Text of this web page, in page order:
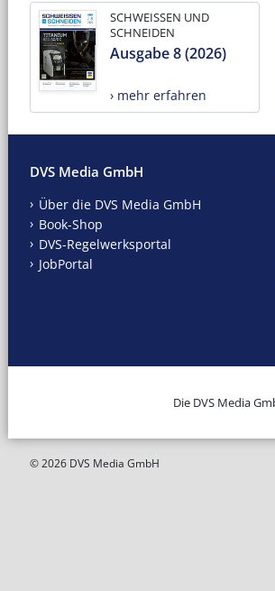
SCHWEISSEN UND
SCHNEIDEN
Ausgabe 8 (2026)
› mehr erfahren
DVS Media GmbH
Über die DVS Media GmbH
Book-Shop
DVS-Regelwerksportal
JobPortal
Die DVS Media
© 2026 DVS Media GmbH